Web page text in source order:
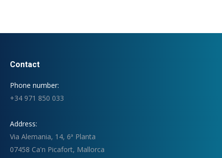
Contact
Phone number:
+34 971 850 033
Address:
Via Alemania, 14, 6ª Planta
07458 Ca'n Picafort, Mallorca